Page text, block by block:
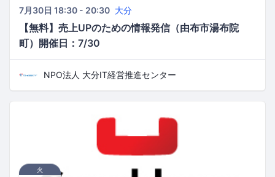
7月30日 18:30 - 20:30 大分
【無料】売上UPのための情報発信（由布市湯布院
町）開催日：7/30
NPO法人 大分IT経営推進センター
火